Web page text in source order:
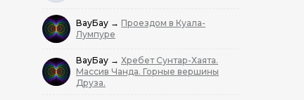
ВауБау → Проездом в Куала-
Лумпуре
ВауБау → Хребет Сунтар-Хаята.
Массив Чанда. Горные вершины
Друза.